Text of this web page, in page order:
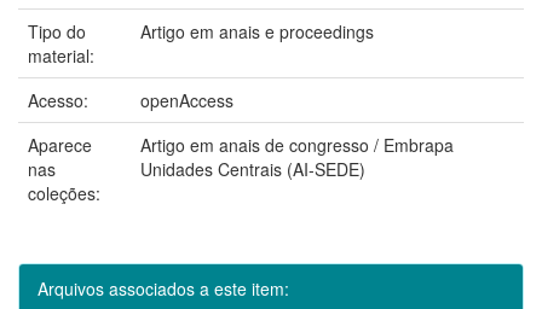
Tipo do
material:
Artigo em anais e proceedings
Acesso:
openAccess
Aparece
nas
coleções:
Artigo em anais de congresso / Embrapa
Unidades Centrais (AI-SEDE)
Arquivos associados a este item: